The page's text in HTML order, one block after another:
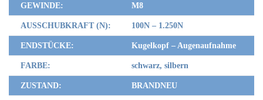
GEWINDE: M8
AUSSCHUBKRAFT (N): 100N – 1.250N
ENDSTÜCKE: Kugelkopf – Augenaufnahme
FARBE: schwarz, silbern
ZUSTAND: BRANDNEU